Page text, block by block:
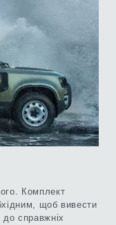
Комплект
щоб вивести
до справжніх